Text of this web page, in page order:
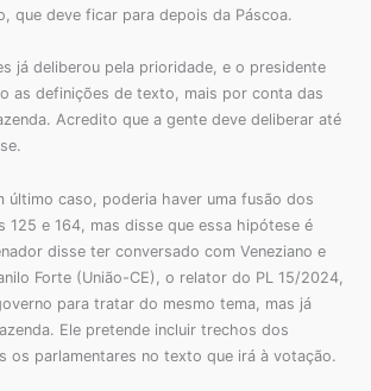
que deve ficar para depois da Páscoa.
já deliberou pela prioridade, e o presidente
as definições de texto, mais por conta das
Acredito que a gente deve deliberar até
último caso, poderia haver uma fusão dos
e 164, mas disse que essa hipótese é
disse ter conversado com Veneziano e
Forte (União-CE), o relator do PL 15/2024,
para tratar do mesmo tema, mas já
Ele pretende incluir trechos dos
os parlamentares no texto que irá à votação.